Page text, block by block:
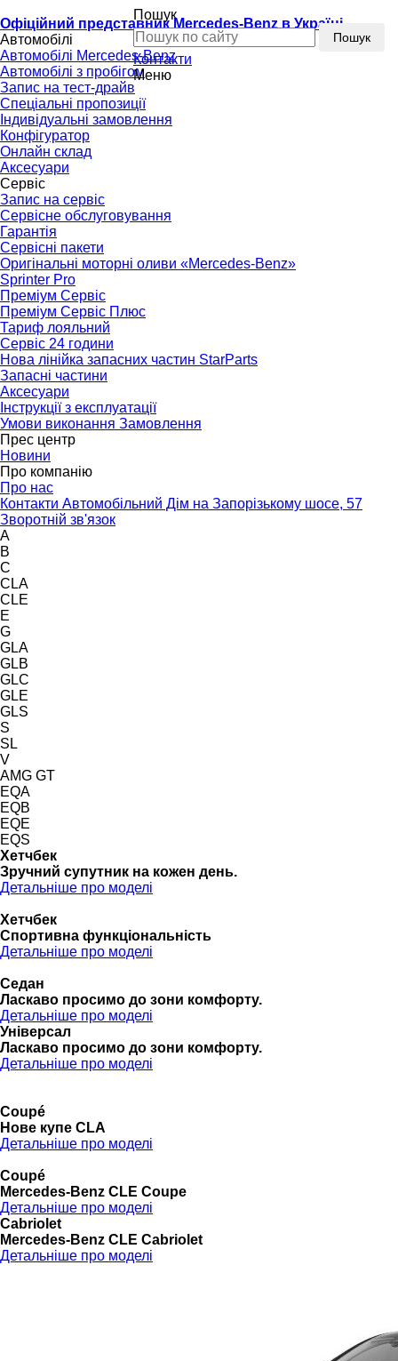
Офіційний представник Mercedes-Benz в Україні
Пошук
Пошук
Контакти
Меню
Автомобілі
Автомобілі Mercedes-Benz
Автомобілі з пробігом
Запис на тест-драйв
Спеціальні пропозиції
Індивідуальні замовлення
Конфігуратор
Онлайн склад
Аксесуари
Сервіс
Запис на сервіс
Сервісне обслуговування
Гарантія
Сервісні пакети
Оригінальні моторні оливи «Mercedes-Benz»
Sprinter Pro
Преміум Сервіс
Преміум Сервіс Плюс
Тариф лояльний
Сервіс 24 години
Нова лінійка запасних частин StarParts
Запасні частини
Аксесуари
Інструкції з експлуатації
Умови виконання Замовлення
Прес центр
Новини
Про компанію
Про нас
Контакти Автомобільний Дім на Запорізькому шосе, 57
Зворотній зв'язок
A
B
C
CLA
CLE
E
G
GLA
GLB
GLC
GLE
GLS
S
SL
V
AMG GT
EQA
EQB
EQE
EQS
Хетчбек
Зручний супутник на кожен день.
Детальніше про моделі
Хетчбек
Спортивна функціональність
Детальніше про моделі
Седан
Ласкаво просимо до зони комфорту.
Детальніше про моделі
Універсал
Ласкаво просимо до зони комфорту.
Детальніше про моделі
Coupé
Нове купе CLA
Детальніше про моделі
Coupé
Mercedes-Benz CLE Coupe
Детальніше про моделі
Cabriolet
Mercedes-Benz CLE Cabriolet
Детальніше про моделі